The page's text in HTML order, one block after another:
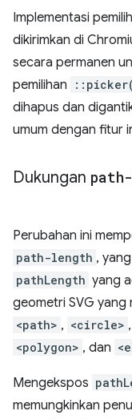
Implementasi
dikirimkan di
secara permanen
pemilihan
dihapus dan
umum dengan fitur
Dukungan
Perubahan ini
path-length ,
pathLength yang
geometri SVG yang
<path> , <circle> ,
<polygon> , dan
Mengekspos
memungkinkan